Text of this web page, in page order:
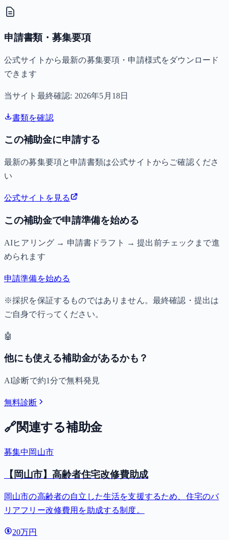
申請書類・募集要項
公式サイトから最新の募集要項・申請様式をダウンロード
できます
当サイト最終確認: 2026年5月18日
書類を確認
この補助金に申請する
最新の募集要項と申請書類は公式サイトからご確認くださ
い
公式サイトを見る
この補助金で申請準備を始める
AIヒアリング → 申請書ドラフト → 提出前チェックまで進
められます
申請準備を始める
※採択を保証するものではありません。最終確認・提出は
ご自身で行ってください。
🤖
他にも使える補助金があるかも？
AI診断で約1分で無料発見
無料診断
🔗関連する補助金
募集中 岡山市
【岡山市】高齢者住宅改修費助成
岡山市の高齢者の自立した生活を支援するため、住宅のバ
リアフリー改修費用を助成する制度。
20万円